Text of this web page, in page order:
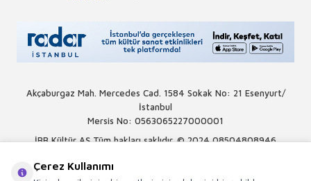
Akçaburgaz Mah. Mercedes Cad. 1584 Sokak No: 21 Esenyurt/
İstanbul
Mersis No: 0563065227000001
İBB Kültür AŞ Tüm hakları saklıdır. © 2024 08504808946
Çerez Kullanımı